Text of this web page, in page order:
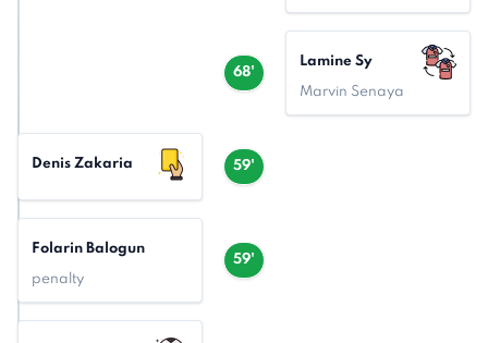
68'
Lamine Sy
Marvin Senaya
59'
Denis Zakaria
59'
Folarin Balogun
penalty